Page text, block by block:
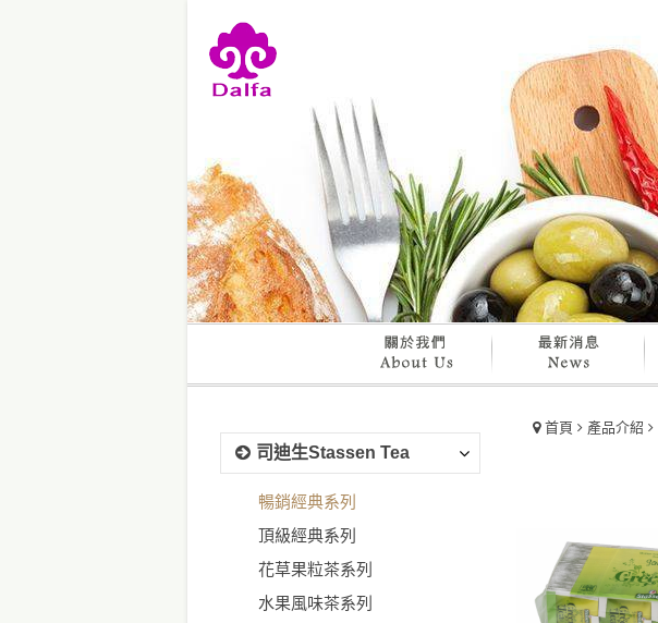
司迪生Stassen Tea
暢銷經典系列
頂級經典系列
花草果粒茶系列
水果風味茶系列
首頁 產品介紹